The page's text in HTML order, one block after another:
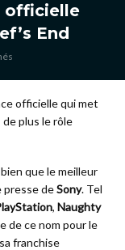
officielle
End
officielle qui met
plus le rôle
que le meilleur
presse deSony. Tel
, Naughty
de ce nom pour le
franchise